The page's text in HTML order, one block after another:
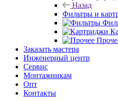
Назад
Фильтры и
Заказать мастера
Инженерный центр
Сервис
Монтажникам
Опт
Контакты